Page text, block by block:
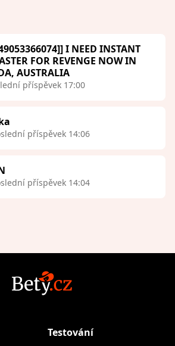
I NEED INSTANT
FOR REVENGE NOW IN
AUSTRALIA
příspěvek 17:00
příspěvek 14:06
příspěvek 14:04
Testování